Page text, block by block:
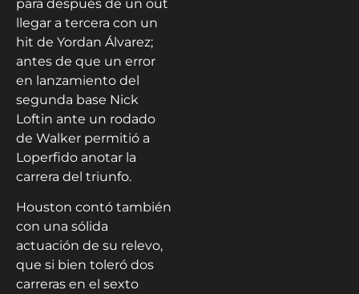
para después de un out
llegar a tercera con un
hit de Yordan Álvarez;
antes de que un error
en lanzamiento del
segunda base Nick
Loftin ante un rodado
de Walker permitió a
Loperfido anotar la
carrera del triunfo.
Houston contó también
con una sólida
actuación de su relevo,
que si bien toleró dos
carreras en el sexto